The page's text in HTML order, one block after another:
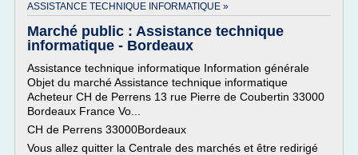
ASSISTANCE TECHNIQUE INFORMATIQUE »
Marché public : Assistance technique
informatique - Bordeaux
Assistance technique informatique Information générale
Objet du marché Assistance technique informatique
Acheteur CH de Perrens 13 rue Pierre de Coubertin 33000
Bordeaux France Vo...
CH de Perrens 33000Bordeaux
Vous allez quitter la Centrale des marchés et être redirigé